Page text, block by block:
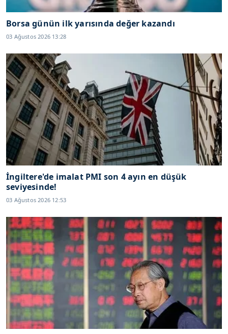
Borsa günün ilk yarısında değer kazandı
03 Ağustos 2026 13:28
İngiltere'de imalat PMI son 4 ayın en düşük
seviyesinde!
03 Ağustos 2026 12:53